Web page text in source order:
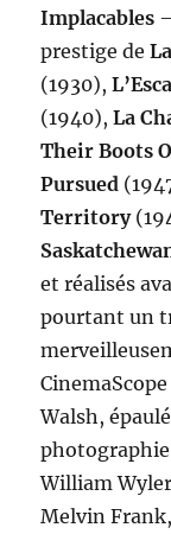
Implacables
prestige de
(1930),
(1940),La
Their Boots
Pursued
Territory
et réalisés
pourtant un
Walsh,
William
Melvin Frank,